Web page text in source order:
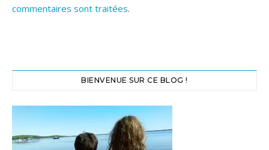
commentaires sont traitées.
BIENVENUE SUR CE BLOG !